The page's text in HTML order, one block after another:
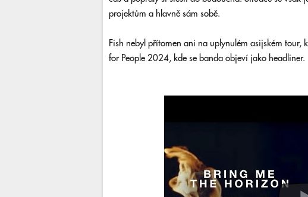
projektům a hlavně sám sobě.
Fish nebyl přítomen ani na uplynulém asijském tour,
for People 2024, kde se banda objeví jako headliner.